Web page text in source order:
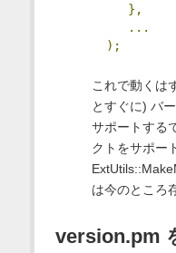
},
...
);
これで動くは
とすぐに) バ
サポートする
クトをサポー
は今のところ
version.pm